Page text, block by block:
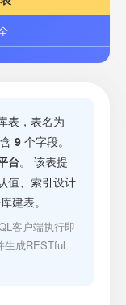
表，表名为
9 个字段。
台。 该表提
值、索引设计
建表。
客户端执行即
生成RESTful